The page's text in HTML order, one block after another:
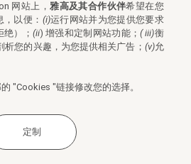
网站上，雅高及其合作伙伴希望在您
以便： (i)运行网站并为您提供您要求
）； (ii) 增强和定制网站功能； ( iii)衡
析您的兴趣，为您提供相关广告； (v)允
"Cookies "链接修改您的选择。
定制